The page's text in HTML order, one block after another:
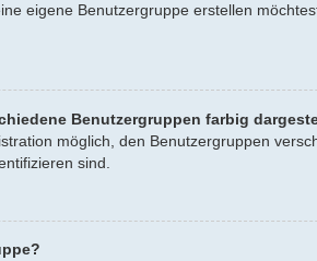
eigene Benutzergruppe erstellen
Benutzergruppen farbig
möglich, den Benutzergruppen
sind.